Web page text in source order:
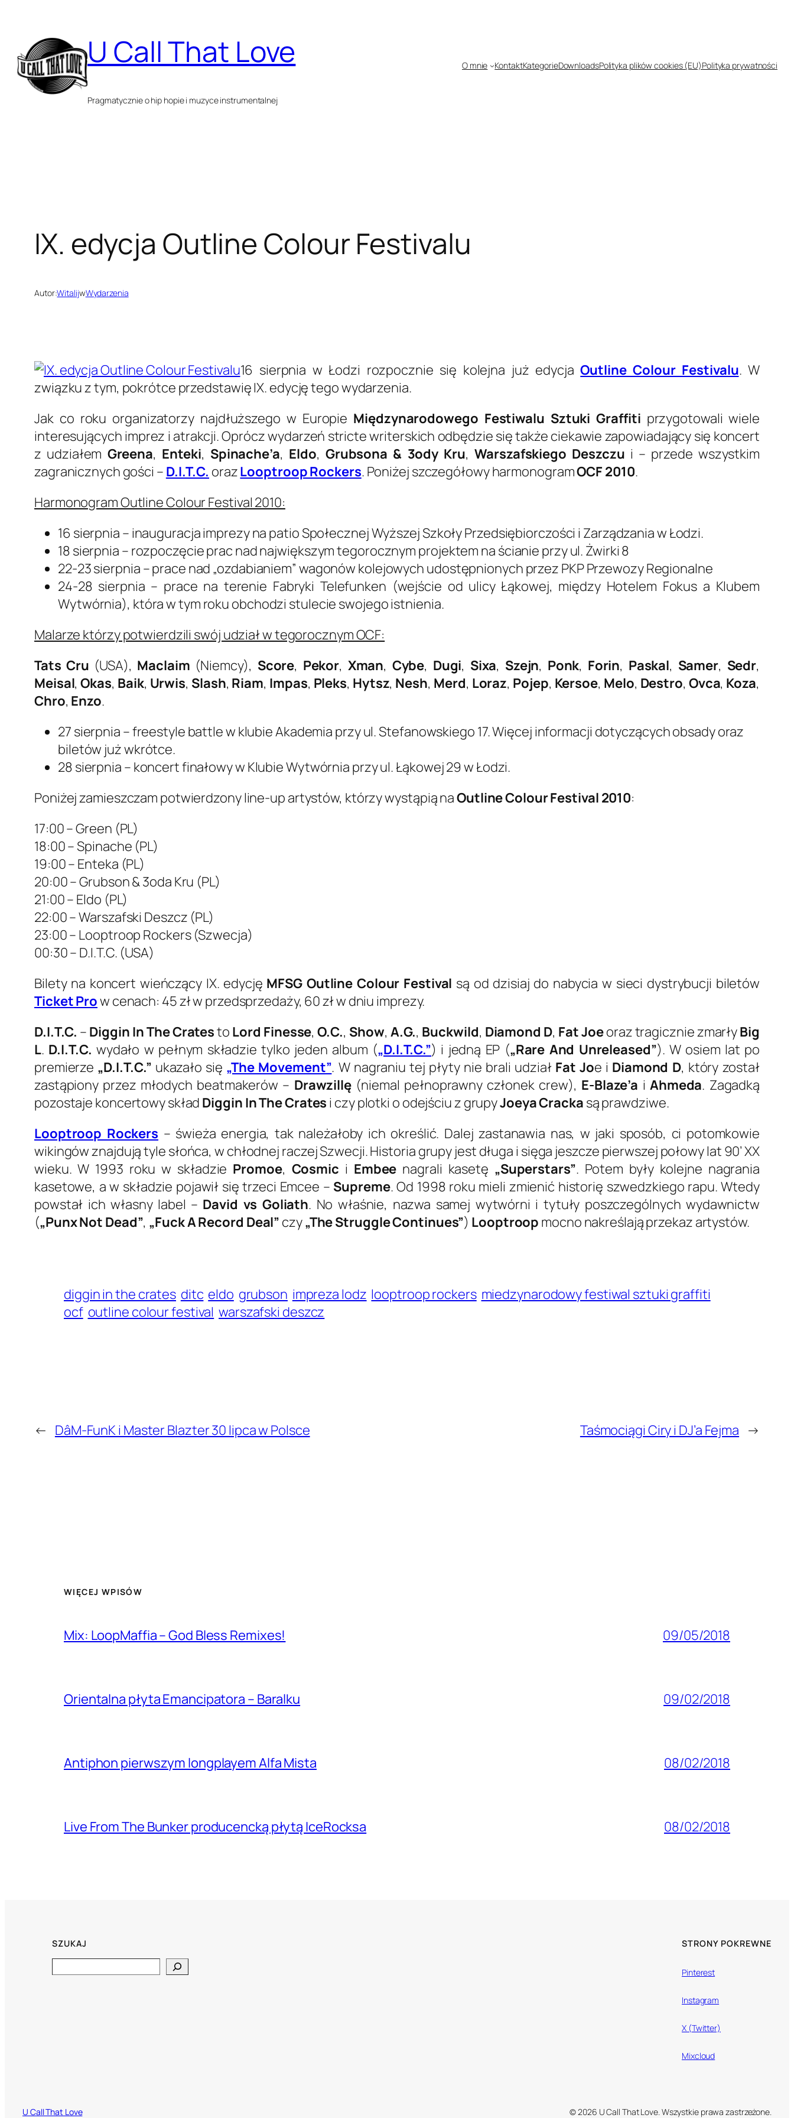
treści
U Call That Love
Pragmatycznie o hip hopie i muzyce instrumentalnej
O mnie KontaktKategorieDownloadsPolityka plików cookies (EU)Polityka prywatności
IX. edycja Outline Colour Festivalu
Autor:WitalijwWydarzenia
16 sierpnia w Łodzi rozpocznie się kolejna już edycjaOutline Colour Festivalu. W
związku z tym, pokrótce przedstawię IX. edycję tego wydarzenia.
Jak co roku organizatorzy najdłuższego w Europie Międzynarodowego Festiwalu Sztuki Graffiti przygotowali wiele
interesujących imprez i atrakcji. Oprócz wydarzeń stricte writerskich odbędzie się także ciekawie zapowiadający się koncert
z udziałem Greena, Enteki, Spinache’a, Eldo, Grubsona & 3ody Kru,Warszafskiego Deszczu i – przede wszystkim
zagranicznych gości – D.I.T.C. orazLooptroop Rockers. Poniżej szczegółowy harmonogramOCF 2010.
Harmonogram Outline Colour Festival 2010:
16 sierpnia – inauguracja imprezy na patio Społecznej Wyższej Szkoły Przedsiębiorczości i Zarządzania w Łodzi.
18 sierpnia – rozpoczęcie prac nad największym tegorocznym projektem na ścianie przy ul. Żwirki 8
22-23 sierpnia – prace nad „ozdabianiem” wagonów kolejowych udostępnionych przez PKP Przewozy Regionalne
24-28 sierpnia – prace na terenie Fabryki Telefunken (wejście od ulicy Łąkowej, między Hotelem Fokus a Klubem
Wytwórnia), która w tym roku obchodzi stulecie swojego istnienia.
Malarze którzy potwierdzili swój udział w tegorocznym OCF:
Tats Cru (USA), Maclaim (Niemcy), Score, Pekor, Xman, Cybe, Dugi, Sixa, Szejn, Ponk, Forin, Paskal, Samer, Sedr,
Meisal,Okas, Baik, Urwis, Slash, Riam, Impas, Pleks, Hytsz, Nesh, Merd, Loraz, Pojep, Kersoe, Melo, Destro, Ovca, Koza,
Chro, Enzo.
27 sierpnia – freestyle battle w klubie Akademia przy ul. Stefanowskiego 17. Więcej informacji dotyczących obsady oraz
biletów już wkrótce.
28 sierpnia – koncert finałowy w Klubie Wytwórnia przy ul. Łąkowej 29 w Łodzi.
Poniżej zamieszczam potwierdzony line-up artystów, którzy wystąpią naOutline Colour Festival 2010:
17:00 – Green (PL)
18:00 – Spinache (PL)
19:00 – Enteka (PL)
20:00 – Grubson & 3oda Kru (PL)
21:00 – Eldo (PL)
22:00 – Warszafski Deszcz (PL)
23:00 – Looptroop Rockers (Szwecja)
00:30 – D.I.T.C. (USA)
Bilety na koncert wieńczący IX. edycję MFSG Outline Colour Festival są od dzisiaj do nabycia w sieci dystrybucji biletów
Ticket Prow cenach: 45 zł w przedsprzedaży, 60 zł w dniu imprezy.
D.I.T.C. – Diggin In The Cratesto Lord Finesse,O.C., Show, A.G., Buckwild, Diamond D, Fat Joeoraz tragicznie zmarłyBig
L. D.I.T.C. wydało w pełnym składzie tylko jeden album („D.I.T.C.”) i jedną EP („Rare And Unreleased”). W osiem lat po
premierze „D.I.T.C.” ukazało się „The Movement”. W nagraniu tej płyty nie brali udział Fat Joe i Diamond D, który został
zastąpiony przez młodych beatmakerów – Drawzillę(niemal pełnoprawny członek crew), E-Blaze’a i Ahmeda. Zagadką
pozostaje koncertowy skład Diggin In The Crates i czy plotki o odejściu z grupyJoeya Cracka są prawdziwe.
Looptroop Rockers – świeża energia, tak należałoby ich określić. Dalej zastanawia nas, w jaki sposób, ci potomkowie
wikingów znajdują tyle słońca, w chłodnej raczej Szwecji. Historia grupy jest długa i sięga jeszcze pierwszej połowy lat 90’ XX
wieku. W 1993 roku w składzie Promoe, Cosmic i Embee nagrali kasetę „Superstars”. Potem były kolejne nagrania
kasetowe, a w składzie pojawił się trzeci Emcee – Supreme. Od 1998 roku mieli zmienić historię szwedzkiego rapu. Wtedy
powstał ich własny label – David vs Goliath. No właśnie, nazwa samej wytwórni i tytuły poszczególnych wydawnictw
(„Punx Not Dead”, „Fuck A Record Deal” czy„The Struggle Continues”) Looptroop mocno nakreślają przekaz artystów.
diggin in the crates ditc eldo grubson impreza lodz looptroop rockers miedzynarodowy festiwal sztuki graffiti
ocf outline colour festival warszafski deszcz
← DâM-FunK i Master Blazter 30 lipca w Polsce Taśmociągi Ciry i DJ’a Fejma →
WIĘCEJ WPISÓW
Mix: LoopMaffia – God Bless Remixes! 09/05/2018
Orientalna płyta Emancipatora – Baralku 09/02/2018
Antiphon pierwszym longplayem Alfa Mista 08/02/2018
Live From The Bunker producencką płytą IceRocksa 08/02/2018
SZUKAJ STRONY POKREWNE
Pinterest
Instagram
X (Twitter)
Mixcloud
U Call That Love © 2026 U Call That Love. Wszystkie prawa zastrzeżone.